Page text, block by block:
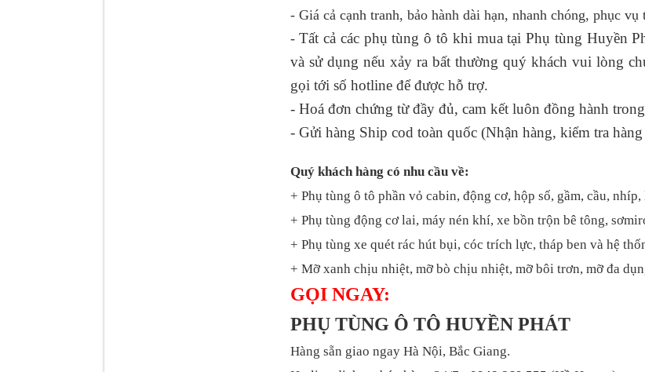
- Giá cả cạnh tranh, bảo hành dài hạn, nhanh chóng, phục vụ
-Tất cả các phụ tùng ô tô khi mua tại Phụ tùng Huyền
và sử dụng nếu xảy ra bất thường quý khách vui lòng
gọi tới số hotline để được hỗ trợ.
- Hoá đơn chứng từ đầy đủ, cam kết luôn đồng hành
- Gửi hàng Ship cod toàn quốc (Nhận hàng, kiểm tra
Quý khách hàng có nhu cầu về:
+ Phụ tùng ô tô phần vỏ cabin, động cơ, hộp số, gầm, cầu,
+ Phụ tùng động cơ lai, máy nén khí, xe bồn trộn bê tông,
+ Phụ tùng xe quét rác hút bụi, cóc trích lực, tháp ben và hệ
+ Mỡ xanh chịu nhiệt, mỡ bò chịu nhiệt, mỡ bôi trơn, mỡ đa
GỌI NGAY:
PHỤ TÙNG Ô TÔ HUYỀN PHÁT
Hàng sẵn giao ngay Hà Nội, Bắc Giang.